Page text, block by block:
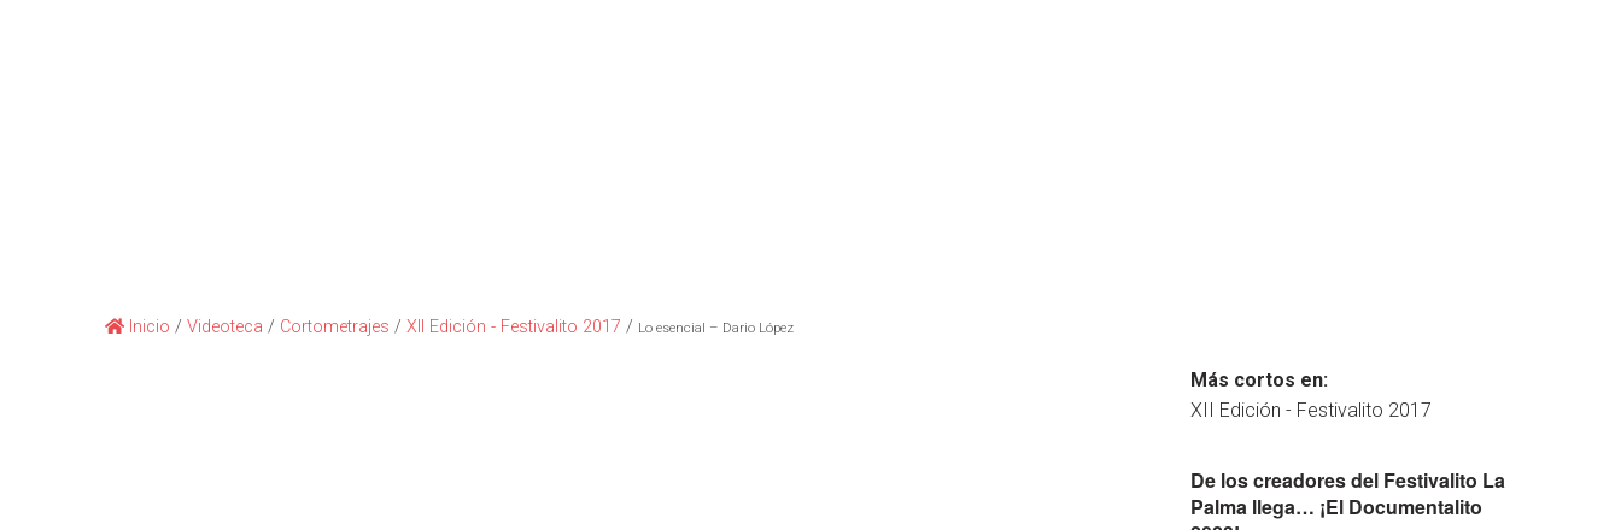
Inicio / Videoteca / Cortometrajes / XII Edición - Festivalito 2017 / Lo esencial – Dario López
Más cortos en:
XII Edición - Festivalito 2017
De los creadores del Festivalito La
Palma llega… ¡El Documentalito